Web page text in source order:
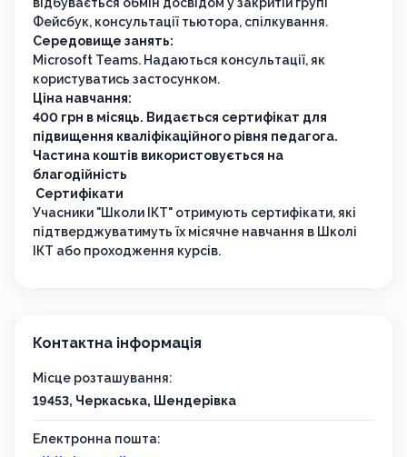
відбувається обмін досвідом у закритій групі
Фейсбук, консультації тьютора, спілкування.
Середовище занять:
Microsoft Teams. Надаються консультації, як
користуватись застосунком.
Ціна навчання:
400 грн в місяць. Видається сертифікат для
підвищення кваліфікаційного рівня педагога.
Частина коштів використовується на
благодійність
Сертифікати
Учасники "Школи ІКТ" отримують сертифікати, які
підтверджуватимуть їх місячне навчання в Школі
ІКТ або проходження курсів.
Контактна інформація
Місце розташування:
19453, Черкаська, Шендерівка
Електронна пошта: